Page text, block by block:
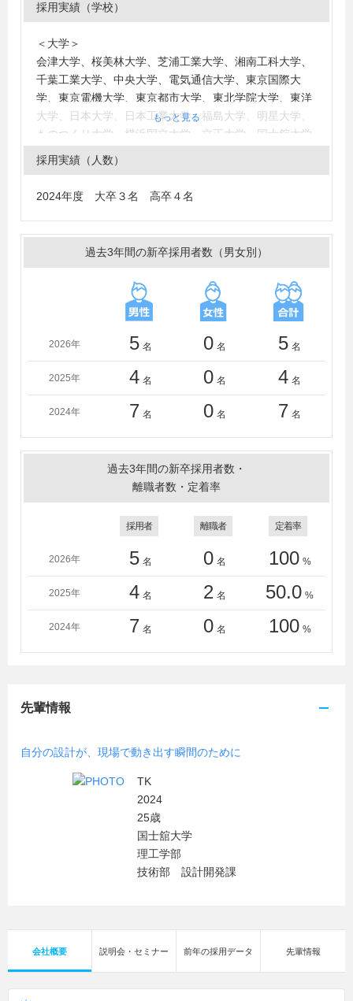
採用実績（学校）
＜大学＞
会津大学、桜美林大学、芝浦工業大学、湘南工科大学、
千葉工業大学、中央大学、電気通信大学、東京国際大
学、東京電機大学、東京都市大学、東北学院大学、東洋
大学、日本大学、日本工業大学、福島大学、明星大学、
ものつくり大学、横浜国立大学、立正大学、国士舘大学
もっと見る
採用実績（人数）
2024年度 大卒３名 高卒４名
過去3年間の新卒採用者数（男女別）
2026年 5 名 0 名 5 名
2025年 4 名 0 名 4 名
2024年 7 名 0 名 7 名
過去3年間の新卒採用者数・
離職者数・定着率
採用者 離職者 定着率
2026年 5 名 0 名 100 %
2025年 4 名 2 名 50.0 %
2024年 7 名 0 名 100 %
先輩情報
自分の設計が、現場で動き出す瞬間のために
TK
2024
25歳
国士舘大学
理工学部
技術部 設計開発課
会社概要 説明会・セミナー 前年の採用データ 先輩情報